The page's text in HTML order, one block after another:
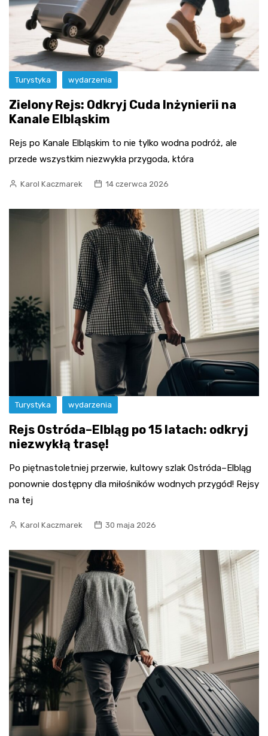
Turystyka wydarzenia
Zielony Rejs: Odkryj Cuda Inżynierii na
Kanale Elbląskim
Rejs po Kanale Elbląskim to nie tylko wodna podróż, ale
przede wszystkim niezwykła przygoda, która
Karol Kaczmarek 14 czerwca 2026
Turystyka wydarzenia
Rejs Ostróda–Elbląg po 15 latach: odkryj
niezwykłą trasę!
Po piętnastoletniej przerwie, kultowy szlak Ostróda–Elbląg
ponownie dostępny dla miłośników wodnych przygód! Rejsy
na tej
Karol Kaczmarek 30 maja 2026